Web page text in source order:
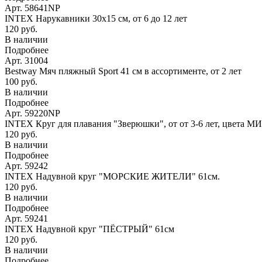
Арт. 58641NP
INTEX Нарукавники 30х15 см, от 6 до 12 лет
120 руб.
В наличии
Подробнее
Арт. 31004
Bestway Мяч пляжный Sport 41 см в ассортименте, от 2 лет
100 руб.
В наличии
Подробнее
Арт. 59220NP
INTEX Круг для плавания "Зверюшки", от от 3-6 лет, цвета
120 руб.
В наличии
Подробнее
Арт. 59242
INTEX Надувной круг "МОРСКИЕ ЖИТЕЛИ" 61см.
120 руб.
В наличии
Подробнее
Арт. 59241
INTEX Надувной круг "ПЁСТРЫЙ" 61см
120 руб.
В наличии